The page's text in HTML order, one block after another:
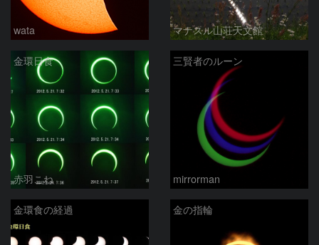
wata マナスル山荘天文館
金環日食
赤羽こね
三賢者のルーン
mirrorman
金環食の経過 金の指輪